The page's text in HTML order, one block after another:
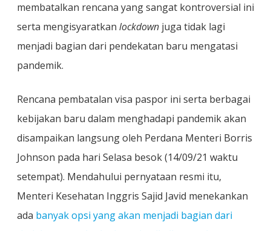
membatalkan rencana yang sangat kontroversial ini
serta mengisyaratkan lockdown juga tidak lagi
menjadi bagian dari pendekatan baru mengatasi
pandemik.
Rencana pembatalan visa paspor ini serta berbagai
kebijakan baru dalam menghadapi pandemik akan
disampaikan langsung oleh Perdana Menteri Borris
Johnson pada hari Selasa besok (14/09/21 waktu
setempat). Mendahului pernyataan resmi itu,
Menteri Kesehatan Inggris Sajid Javid menekankan
ada banyak opsi yang akan menjadi bagian dari